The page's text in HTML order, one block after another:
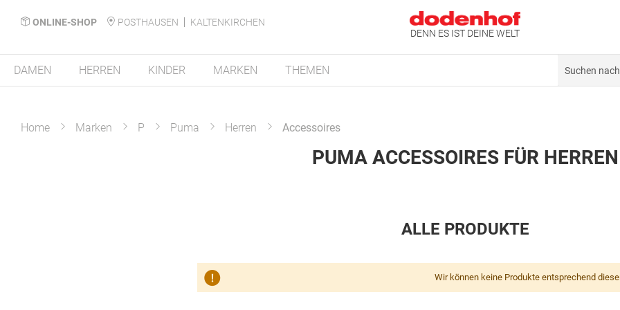
ONLINE-SHOP POSTHAUSEN
KALTENKIRCHEN
DENN ES IST DEINE WELT
DAMEN HERREN KINDER MARKEN THEMEN
Home Marken P Puma Herren Accessoires
PUMA ACCESSOIRES FÜR HERREN
ALLE PRODUKTE
Wir können keine Produkte entsprechend